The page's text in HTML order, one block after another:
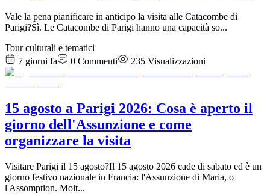
Vale la pena pianificare in anticipo la visita alle Catacombe di
Parigi?Sì. Le Catacombe di Parigi hanno una capacità so...
Tour culturali e tematici
7 giorni fa
0 Commenti 235 Visualizzazioni
15 agosto a Parigi 2026: Cosa è aperto il
giorno dell'Assunzione e come
organizzare la visita
Visitare Parigi il 15 agosto?Il 15 agosto 2026 cade di sabato ed è un
giorno festivo nazionale in Francia: l'Assunzione di Maria, o
l'Assomption. Molt...